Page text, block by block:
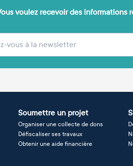
voulez recevoir des informations
e-mail (obligatoire)
Soumettre un projet
Organiser une collecte de dons
Défiscaliser ses travaux
Obtenir une aide financière